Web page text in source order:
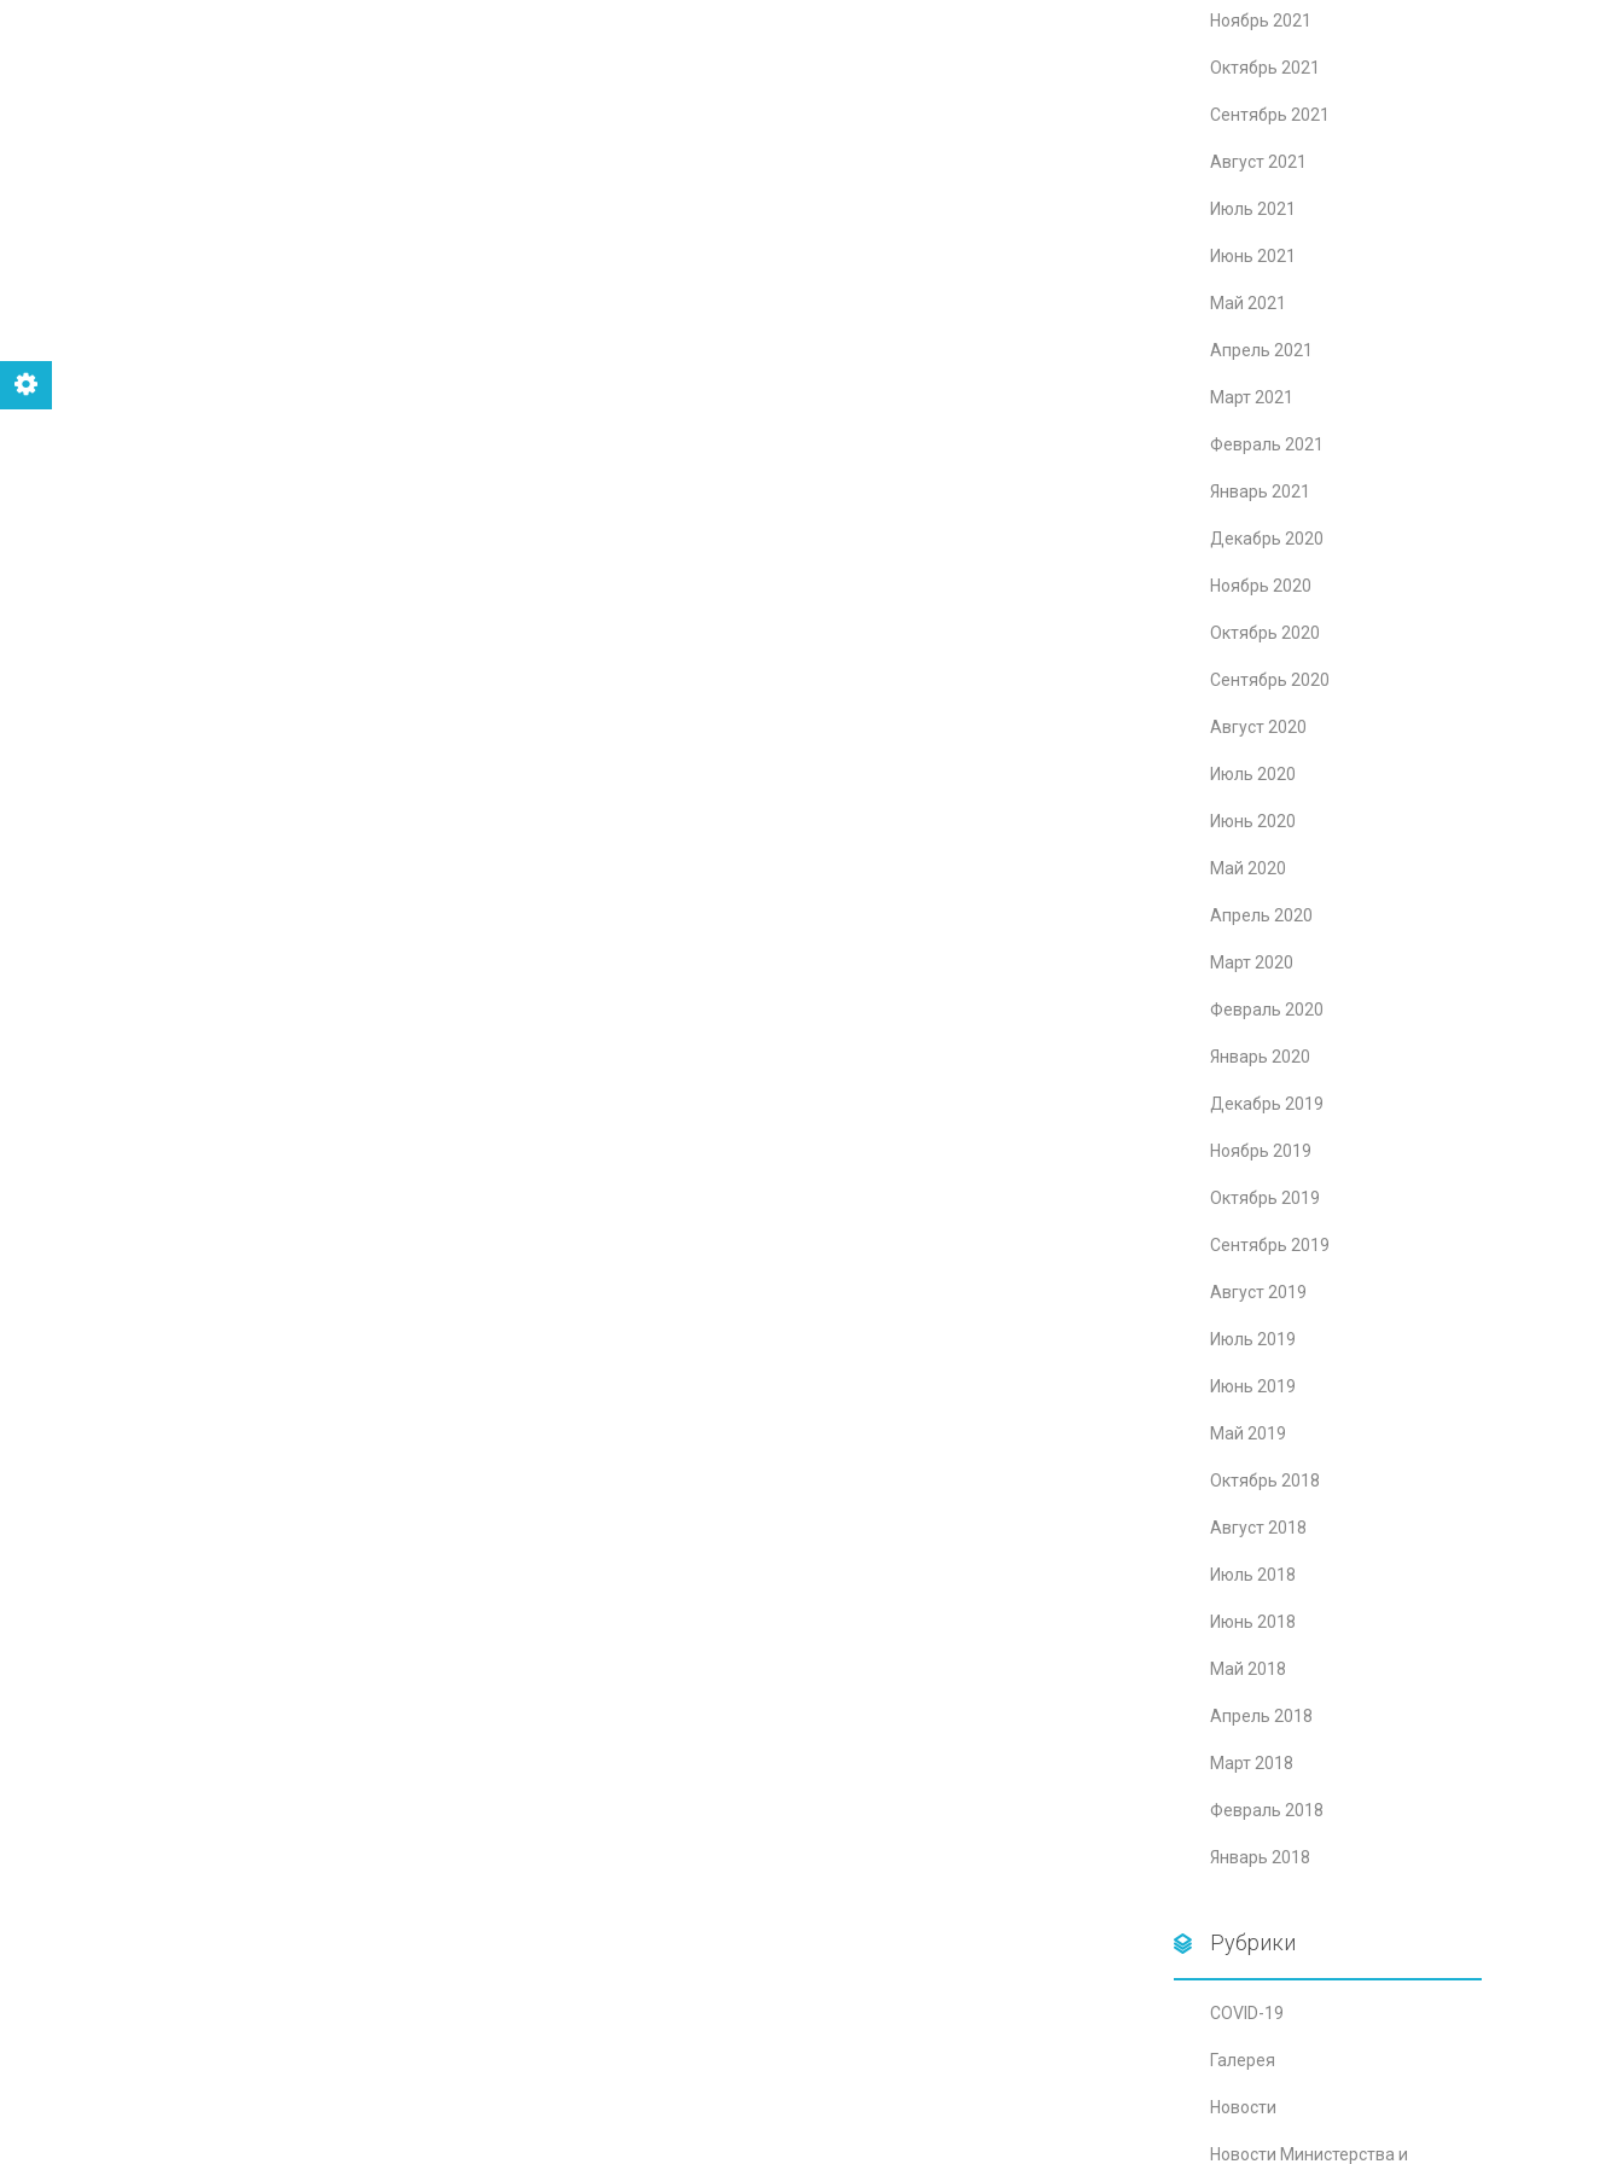
Ноябрь 2021
Октябрь 2021
Сентябрь 2021
Август 2021
Июль 2021
Июнь 2021
Май 2021
Апрель 2021
Март 2021
Февраль 2021
Январь 2021
Декабрь 2020
Ноябрь 2020
Октябрь 2020
Сентябрь 2020
Август 2020
Июль 2020
Июнь 2020
Май 2020
Апрель 2020
Март 2020
Февраль 2020
Январь 2020
Декабрь 2019
Ноябрь 2019
Октябрь 2019
Сентябрь 2019
Август 2019
Июль 2019
Июнь 2019
Май 2019
Октябрь 2018
Август 2018
Июль 2018
Июнь 2018
Май 2018
Апрель 2018
Март 2018
Февраль 2018
Январь 2018
Рубрики
COVID-19
Галерея
Новости
Новости Министерства и